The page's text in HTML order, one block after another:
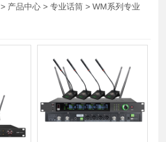
> 产品中心 >专业话筒 >WM系列专业